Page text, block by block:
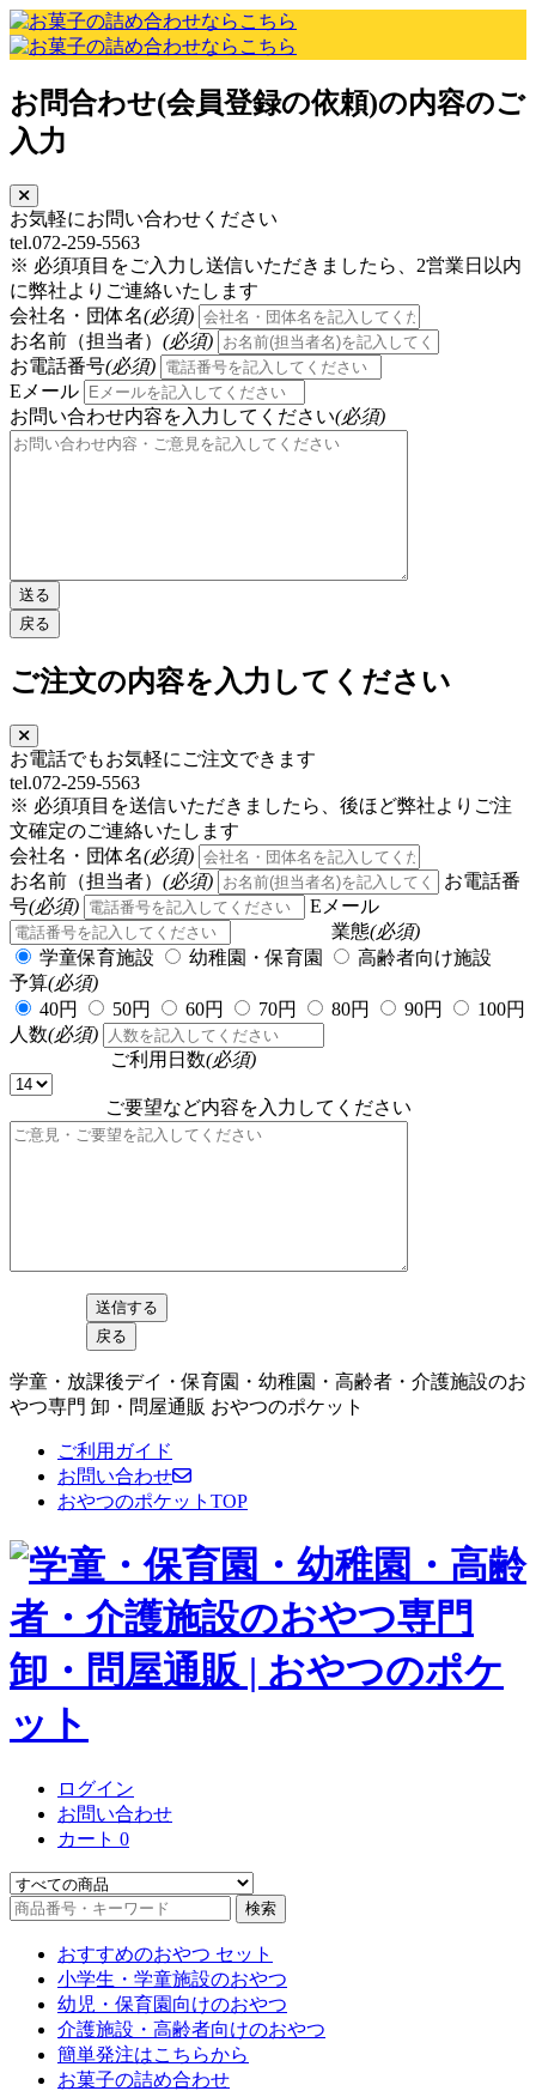
お問合わせ(会員登録の依頼)の内容のご
入力
お気軽にお問い合わせください
tel.072-259-5563
※ 必須項目をご入力し送信いただきましたら、2営業日以内
に弊社よりご連絡いたします
会社名・団体名(必須)
お名前（担当者） (必須)
お電話番号(必須)
Eメール
お問い合わせ内容を入力してください(必須)
ご注文の内容を入力してください
お電話でもお気軽にご注文できます
tel.072-259-5563
※ 必須項目を送信いただきましたら、後ほど弊社よりご注
文確定のご連絡いたします
会社名・団体名(必須)
お名前（担当者） (必須)
お電話番
号(必須)
Eメール
業態(必須)
学童保育施設
幼稚園・保育園
高齢者向け施設
予算(必須)
40円
50円 60円 70円 80円 90円
100円
人数(必須)
ご利用日数(必須)
ご要望など内容を入力してください
学童・放課後デイ・保育園・幼稚園・高齢者・介護施設のお
やつ専門 卸・問屋通販 おやつのポケット
ご利用ガイド
お問い合わせ
おやつのポケットTOP
ログイン
お問い合わせ
カート 0
検索
おすすめのおやつ セット
小学生・学童施設のおやつ
幼児・保育園向けのおやつ
介護施設・高齢者向けのおやつ
簡単発注はこちらから
お菓子の詰め合わせ